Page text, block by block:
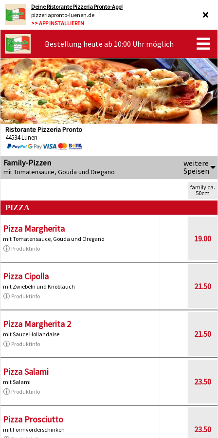
Deine Ristorante Pizzeria Pronto-App!
pizzeriapronto-luenen.de
>> APP INSTALLIEREN
Bestellung heute ab 10:00 Uhr möglich
Ristorante Pizzeria Pronto
44534 Lünen
Family-Pizzen
mit Tomatensauce, Gouda und Oregano
weitere
Speisen
family ca.
50cm
PIZZA
Pizza Margherita
mit Tomatensauce, Gouda und Oregano
Produktinfo
19.00
Pizza Cipolla
mit Zwiebeln und Knoblauch
Produktinfo
21.50
Pizza Margherita 2
mit Sauce Hollandaise
Produktinfo
21.50
Pizza Salami
mit Salami
Produktinfo
23.50
Pizza Prosciutto
mit Formvorderschinken
23.50